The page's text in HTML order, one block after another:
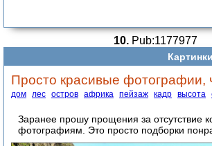
10.Pub:1177977
Просто красивые фотографии,
дом лес остров африка пейзаж кадр высота
Заранее прошу прощения за отсутствие
фотографиям. Это просто подборки